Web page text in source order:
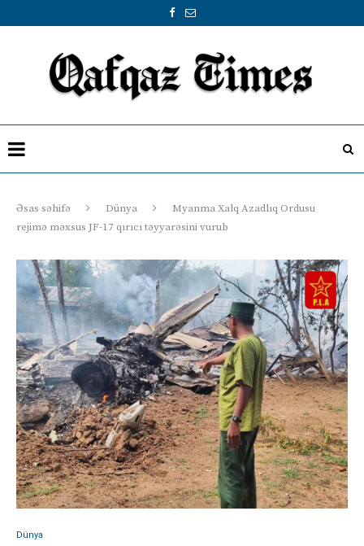
Əsas səhifə Dünya
Myanma Xalq Azadlıq Ordusu
rejimə məxsus JF-17 qırıcı təyyarəsini vurub
Dünya